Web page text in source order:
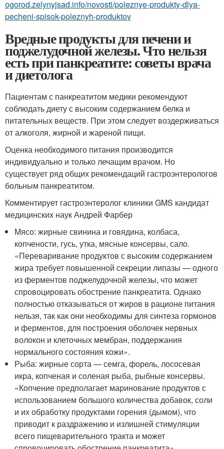
ogorod.zelynyjsad.info/novosti/poleznye-produkty-dlya-
pecheni-spisok-poleznyh-produktov
Вредные продукты для печени и
поджелудочной железы. Что нельзя
есть при панкреатите: советы врача
и диетолога
Пациентам с панкреатитом медики рекомендуют
соблюдать диету с высоким содержанием белка и
питательных веществ. При этом следует воздерживаться
от алкоголя, жирной и жареной пищи.
Оценка необходимого питания производится
индивидуально и только лечащим врачом. Но
существует ряд общих рекомендаций гастроэнтерологов
больным панкреатитом.
Комментирует гастроэнтеролог клиники GMS кандидат
медицинских наук Андрей Фарбер
Мясо: жирные свинина и говядина, колбаса,
копчености, гусь, утка, мясные консервы, сало.
«Переваривание продуктов с высоким содержанием
жира требует повышенной секреции липазы — одного
из ферментов поджелудочной железы, что может
спровоцировать обострение панкреатита. Однако
полностью отказываться от жиров в рационе питания
нельзя, так как они необходимы для синтеза гормонов
и ферментов, для построения оболочек нервных
волокон и клеточных мембран, поддержания
нормального состояния кожи».
Рыба: жирные сорта — семга, форель, лососевая
икра, копченая и соленая рыба, рыбные консервы.
«Копчение предполагает маринование продуктов с
использованием большого количества добавок, соли
и их обработку продуктами горения (дымом), что
приводит к раздражению и излишней стимуляции
всего пищеварительного тракта и может